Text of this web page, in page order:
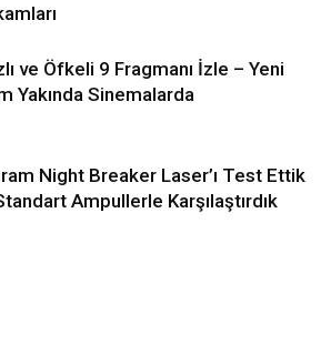
ve Öfkeli 9 Fragmanı İzle – Yeni
Yakında Sinemalarda
Night Breaker Laser’ı Test Ettik
Ampullerle Karşılaştırdık